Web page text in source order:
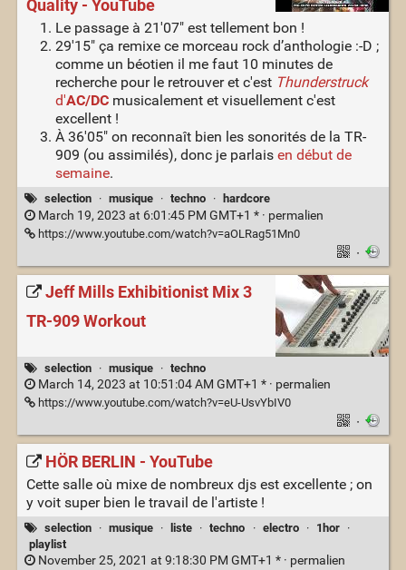
Quality - YouTube
Le passage à 21'07" est tellement bon !
29'15" ça remixe ce morceau rock d’anthologie :-D ;
comme un béotien il me faut 10 minutes de
recherche pour le retrouver et c'est Thunderstruck
d'AC/DCmusicalement et visuellement c'est
excellent !
À 36'05" on reconnaît bien les sonorités de la TR-
909 (ou assimilés), donc je parlais en début de
semaine.
selection · musique · techno · hardcore
March 19, 2023 at 6:01:45 PM GMT+1 * · permalien
https://www.youtube.com/watch?v=aOLRag51Mn0
·
Jeff Mills Exhibitionist Mix 3
TR-909 Workout
selection · musique · techno
March 14, 2023 at 10:51:04 AM GMT+1 * · permalien
https://www.youtube.com/watch?v=eU-UsvYbIV0
·
HÖR BERLIN - YouTube
Cette salle où mixe de nombreux djs est excellente ; on
y voit super bien le travail de l'artiste !
selection · musique · liste · techno · electro · 1hor
·
playlist
November 25, 2021 at 9:18:30 PM GMT+1 * · permalien